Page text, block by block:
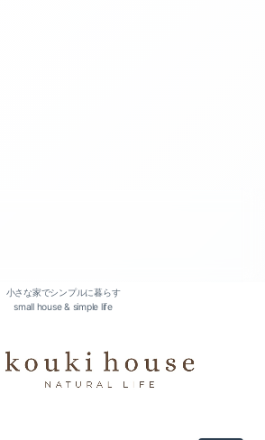
ーム・リノベーション相談会（1）
小さな家でシンプルに暮らす
small house & simple life